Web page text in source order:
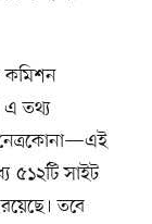
কমিশন
এ তথ্য
৫১২টি সাইট
তবে